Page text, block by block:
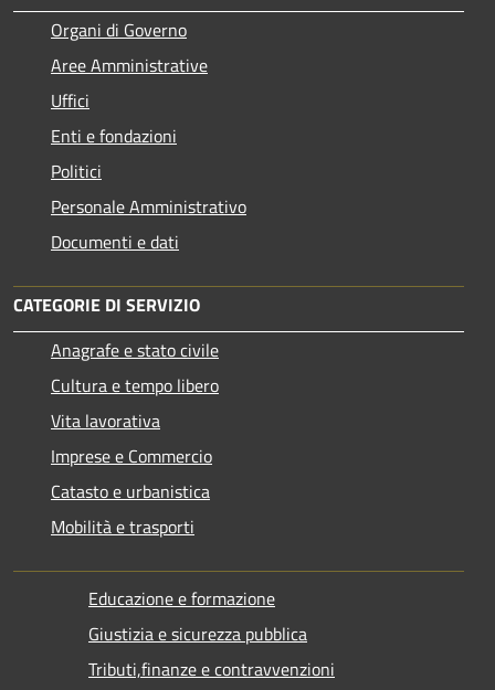
Organi di Governo
Aree Amministrative
Uffici
Enti e fondazioni
Politici
Personale Amministrativo
Documenti e dati
CATEGORIE DI SERVIZIO
Anagrafe e stato civile
Cultura e tempo libero
Vita lavorativa
Imprese e Commercio
Catasto e urbanistica
Mobilità e trasporti
Educazione e formazione
Giustizia e sicurezza pubblica
Tributi,finanze e contravvenzioni